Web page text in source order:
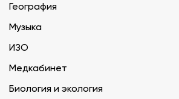
География
Музыка
ИЗО
Медкабинет
Биология и экология